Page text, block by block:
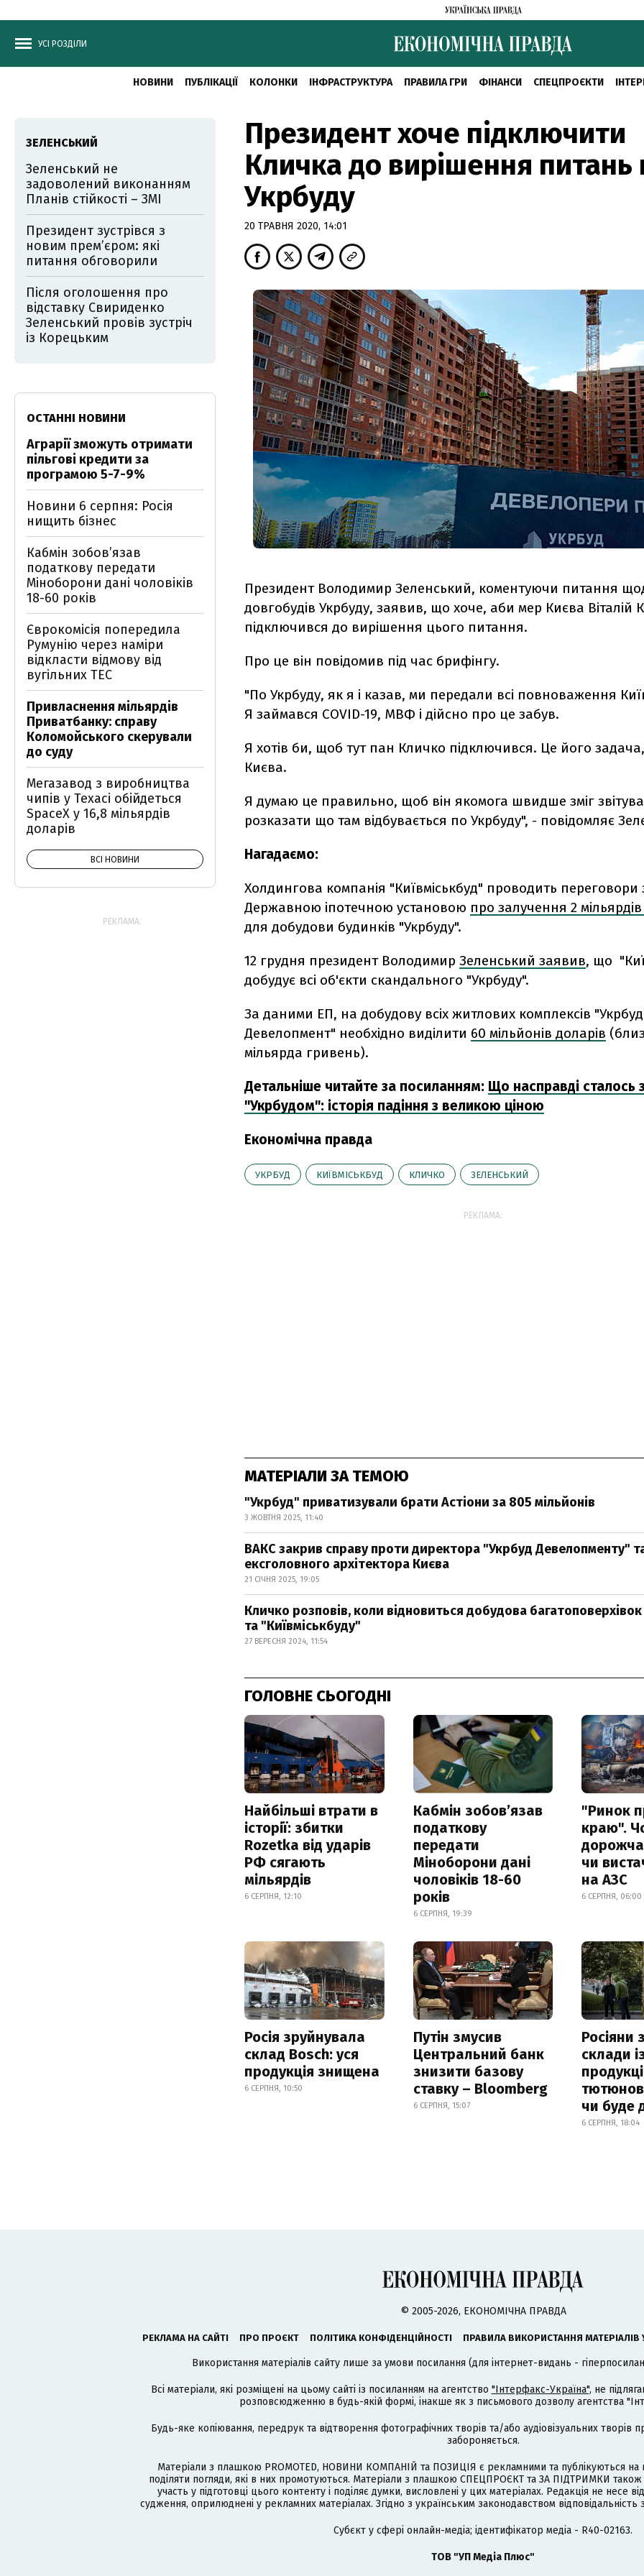
УСІ РОЗДІЛИ
НОВИНИ ПУБЛІКАЦІЇ КОЛОНКИ ІНФРАСТРУКТУРА ПРАВИЛА ГРИ ФІНАНСИ СПЕЦПРОЄКТИ
Президент хоче підключити
Кличка до вирішення питань
Укрбуду
20 ТРАВНЯ 2020, 14:01
Президент Володимир Зеленський, коментуючи питання
довгобудів Укрбуду, заявив, що хоче, аби мер Києва Віталій
підключився до вирішення цього питання.
Про це він повідомив під час брифінгу.
"По Укрбуду, як я і казав, ми передали всі повноваження
Я займався COVID-19, МВФ і дійсно про це забув.
Я хотів би, щоб тут пан Кличко підключився. Це його
Києва.
Я думаю це правильно, щоб він якомога швидше зміг
розказати що там відбувається по Укрбуду", - повідомляє
Нагадаємо:
Холдингова компанія "Київміськбуд" проводить переговори
Державною іпотечною установою про залучення 2
для добудови будинків "Укрбуду".
12 грудня президент Володимир Зеленський заявив, що
добудує всі об'єкти скандального "Укрбуду".
За даними ЕП, на добудову всіх житлових комплексів "Укрбуд
Девелопмент" необхідно виділити 60 мільйонів доларів
мільярда гривень).
Детальніше читайте за посиланням: Що насправді сталось
"Укрбудом": історія падіння з великою ціною
Економічна правда
УКРБУД КИЇВМІСЬКБУД КЛИЧКО ЗЕЛЕНСЬКИЙ
РЕКЛАМА:
МАТЕРІАЛИ ЗА ТЕМОЮ
"Укрбуд" приватизували брати Астіони за 805 мільйонів
3 ЖОВТНЯ 2025, 11:40
ВАКС закрив справу проти директора "Укрбуд Девелопменту"
ексголовного архітектора Києва
21 СІЧНЯ 2025, 19:05
Кличко розповів, коли відновиться добудова
та "Київміськбуду"
27 ВЕРЕСНЯ 2024, 11:54
ГОЛОВНЕ СЬОГОДНІ
Найбільші втрати в
історії: збитки
Rozetka від ударів
РФ сягають
мільярдів
6 СЕРПНЯ, 12:10
Кабмін зобовʼязав
податкову
передати
Міноборони дані
чоловіків 18-60
років
6 СЕРПНЯ, 19:39
"Ринок
краю".
чи
на АЗС
6 СЕРПНЯ, 06:00
Росія зруйнувала
склад Bosch: уся
продукція знищена
6 СЕРПНЯ, 10:50
Путін змусив
Центральний банк
знизити базову
ставку – Bloomberg
6 СЕРПНЯ, 15:07
Росіяни
склади
чи буде
6 СЕРПНЯ, 18:04
ЗЕЛЕНСЬКИЙ
Зеленський не
задоволений виконанням
Планів стійкості – ЗМІ
Президент зустрівся з
новим прем’єром: які
питання обговорили
Після оголошення про
відставку Свириденко
Зеленський провів зустріч
із Корецьким
ОСТАННІ НОВИНИ
Аграрії зможуть отримати
пільгові кредити за
програмою 5-7-9%
Новини 6 серпня: Росія
нищить бізнес
Кабмін зобовʼязав
податкову передати
Міноборони дані чоловіків
18-60 років
Єврокомісія попередила
Румунію через наміри
відкласти відмову від
вугільних ТЕС
Привласнення мільярдів
Приватбанку: справу
Коломойського скерували
до суду
Мегазавод з виробництва
чипів у Техасі обійдеться
SpaceX у 16,8 мільярдів
доларів
ВСІ НОВИНИ
РЕКЛАМА:
© 2005-2026, ЕКОНОМІЧНА ПРАВДА
РЕКЛАМА НА САЙТІ ПРО ПРОЄКТ ПОЛІТИКА КОНФІДЕНЦІЙНОСТІ ПРАВИЛА ВИКОРИСТАННЯ МАТЕРІАЛІВ
Використання матеріалів сайту лише за умови посилання (для інтернет-видань -
Всі матеріали, які розміщені на цьому сайті із посиланням на агентство "Інтерфакс-Україна", не
розповсюдженню в будь-якій формі, інакше як з письмового дозволу агентства
Будь-яке копіювання, передрук та відтворення фотографічних творів та/або аудіовізуальних
забороняється.
Матеріали з плашкою PROMOTED, НОВИНИ КОМПАНІЙ та ПОЗИЦІЯ є рекламними та публікуються на
поділяти погляди, які в них промотуються. Матеріали з плашкою СПЕЦПРОЄКТ та ЗА ПІДТРИМКИ
участь у підготовці цього контенту і поділяє думки, висловлені у цих матеріалах. Редакція не несе
судження, оприлюднені у рекламних матеріалах. Згідно з українським законодавством
Cубєкт у сфері онлайн-медіа; ідентифікатор медіа - R40-02163.
ТОВ "УП Медіа Плюс"